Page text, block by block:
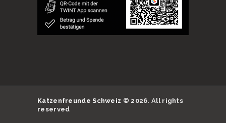
Katzenfreunde Schweiz © 2026. All rights
reserved